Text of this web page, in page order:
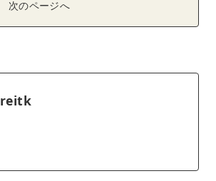
次のページへ
reitk